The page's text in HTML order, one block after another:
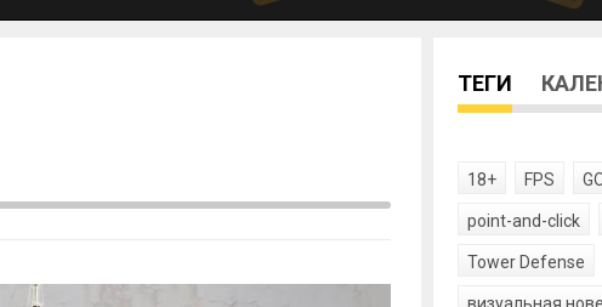
ТЕГИ
18+ FPS
point-and-click
Tower Defense